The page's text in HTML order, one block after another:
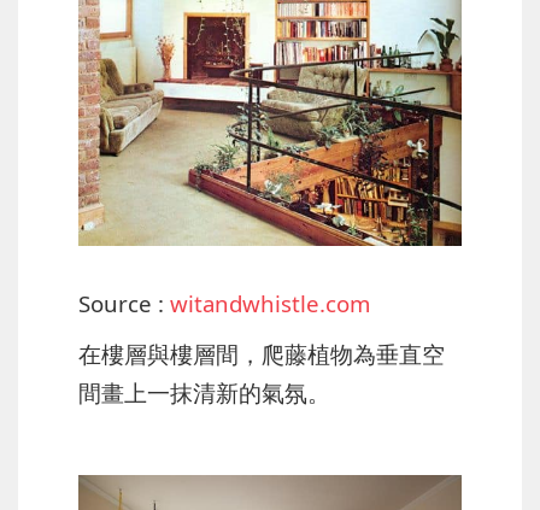
Source : witandwhistle.com
在樓層與樓層間，爬藤植物為垂直空
間畫上一抹清新的氣氛。